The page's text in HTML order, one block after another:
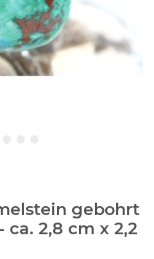
gebohrt
2,8 cm x 2,2